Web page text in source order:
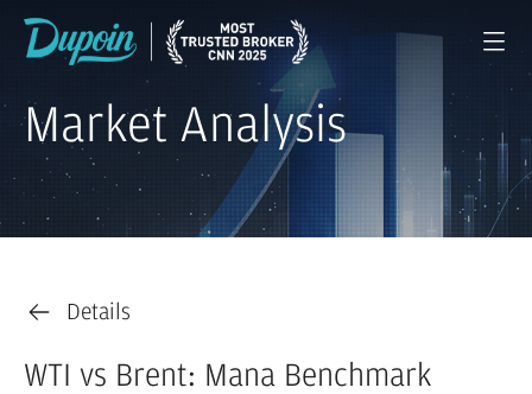
Market Analysis
Details
WTI vs Brent: Mana Benchmark